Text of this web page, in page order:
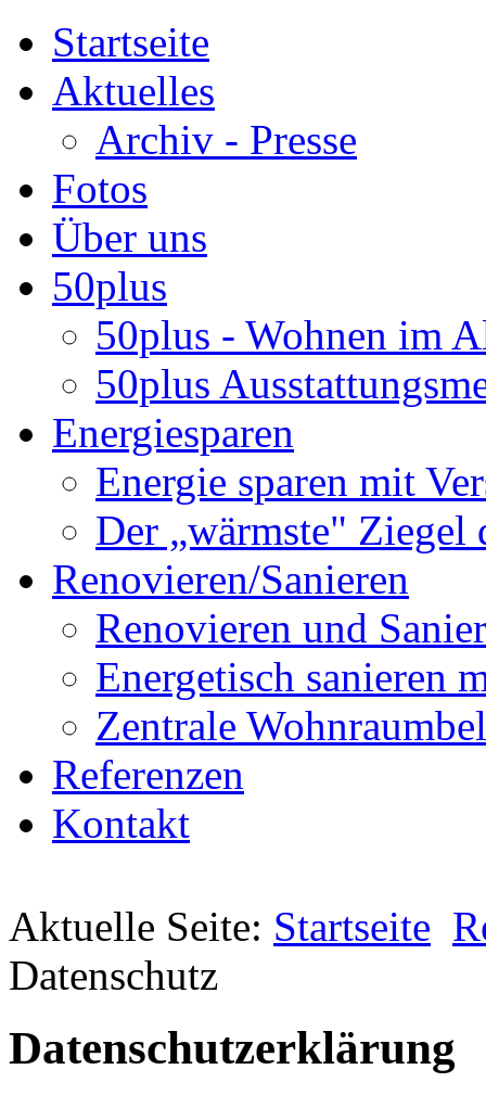
Startseite
Aktuelles
Archiv - Presse
Fotos
Über uns
50plus
50plus - Wohnen im
50plus
Energiesparen
Energie sparen mit
Der „wärmste" Ziegel
Renovieren/Sanieren
Renovieren und
Energetisch sanieren
Zentrale
Referenzen
Kontakt
Aktuelle Seite: Startseite
Datenschutz
Datenschutz­erklärung